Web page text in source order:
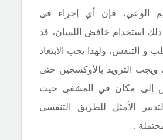
الوعي، فإن أي إجراء في
ذلك استخدام خافض اللسان، قد
و التنفس، ولهذا يجب الابتعاد
التزويد بالأوكسجين حتى
إلى مكان في المشفى حيث
الأمثل للطريق التنفسي
.